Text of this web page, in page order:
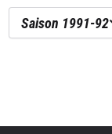
Saison 1991-92